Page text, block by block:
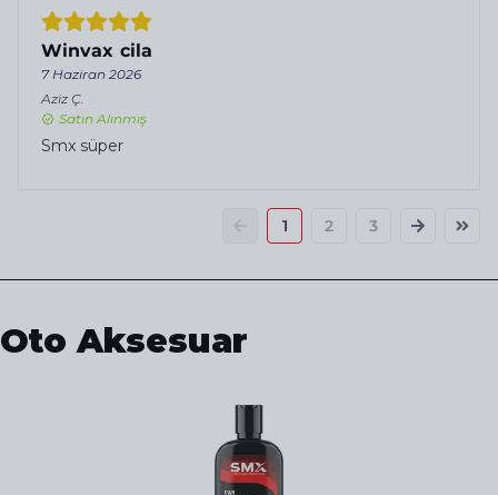
Winvax cila
7 Haziran 2026
Aziz Ç.
Satın Alınmış
Smx süper
1 2 3
Oto Aksesuar